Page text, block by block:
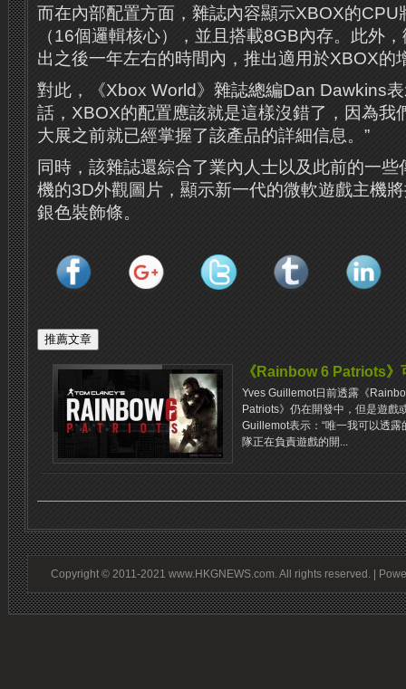
而在內部配置方面，雜誌內容顯示XBOX的CPU
（16個邏輯核心），並且搭載8GB內存。此外
出之後一年左右的時間內，推出適用於XBOX的
對此，《Xbox World》雜誌總編Dan Dawkins
話，XBOX的配置應該就是這樣沒錯了，因為我
大展之前就已經掌握了該產品的詳細信息。”
同時，該雜誌還綜合了業內人士以及此前的一
機的3D外觀圖片，顯示新一代的微軟遊戲主機
銀色裝飾條。
《Rainbow 6 Patriots
Yves Guillemot日前透露《
Patriots》仍在開發中，但是遊戲
Guillemot表示：“唯一我可以透
隊正在負責遊戲的開...
Copyright © 2011-2021 www.HKGNEWS.com. All rights reserved. |